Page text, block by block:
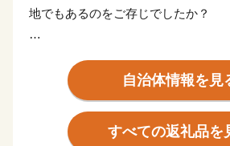
地でもあるのをご存じでしたか？
た農畜産物など、
食材の宝庫である愛媛では、昔から
られた料理に合うよう、
「淡麗うま口」の特徴のある日本酒
自治体情報を見
すべての返礼品を